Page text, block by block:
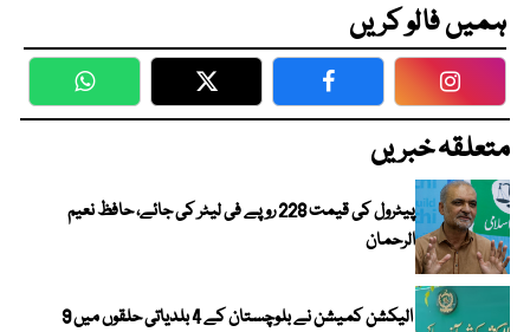
ہمیں فالو کریں
WhatsApp Twitter Facebook
متعلقہ خبریں
پیٹرول کی قیمت 228 روپے فی لیٹر کی جائے، حافظ نعیم
الرحمان
الیکشن کمیشن نے بلوچستان کے 4 بلدیاتی حلقوں میں 9